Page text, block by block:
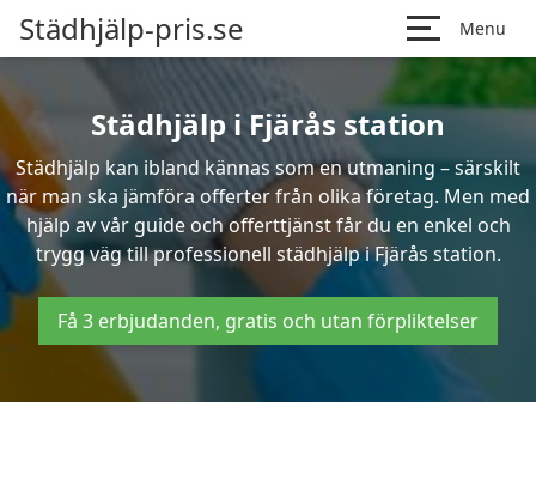
Städhjälp-pris.se Menu
Städhjälp i Fjärås station
Städhjälp kan ibland kännas som en utmaning – särskilt
när man ska jämföra offerter från olika företag. Men med
hjälp av vår guide och offerttjänst får du en enkel och
trygg väg till professionell städhjälp i Fjärås station.
Få 3 erbjudanden, gratis och utan förpliktelser